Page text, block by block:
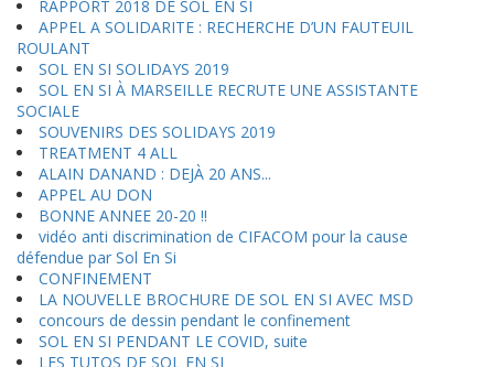
RAPPORT 2018 DE SOL EN SI
APPEL A SOLIDARITE : RECHERCHE D’UN FAUTEUIL
ROULANT
SOL EN SI SOLIDAYS 2019
SOL EN SI À MARSEILLE RECRUTE UNE ASSISTANTE
SOCIALE
SOUVENIRS DES SOLIDAYS 2019
TREATMENT 4 ALL
ALAIN DANAND : DEJÀ 20 ANS...
APPEL AU DON
BONNE ANNEE 20-20 !!
vidéo anti discrimination de CIFACOM pour la cause
défendue par Sol En Si
CONFINEMENT
LA NOUVELLE BROCHURE DE SOL EN SI AVEC MSD
concours de dessin pendant le confinement
SOL EN SI PENDANT LE COVID, suite
LES TUTOS DE SOL EN SI